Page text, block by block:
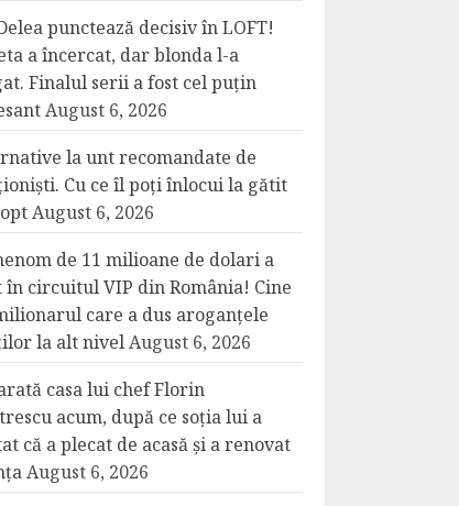
punctează decisiv în LOFT!
a încercat, dar blonda l-a
Finalul serii a fost cel puțin
August 6, 2026
la unt recomandate de
Cu ce îl poți înlocui la gătit
August 6, 2026
de 11 milioane de dolari a
circuitul VIP din România! Cine
care a dus aroganțele
la alt nivelAugust 6, 2026
casa lui chef Florin
acum, după ce soția lui a
că a plecat de acasă și a renovat
August 6, 2026